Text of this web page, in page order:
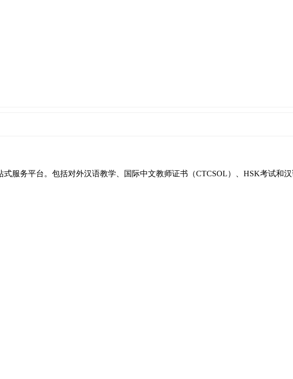
服务平台。包括对外汉语教学、国际中文教师证书（CTCSOL）、HSK考试和